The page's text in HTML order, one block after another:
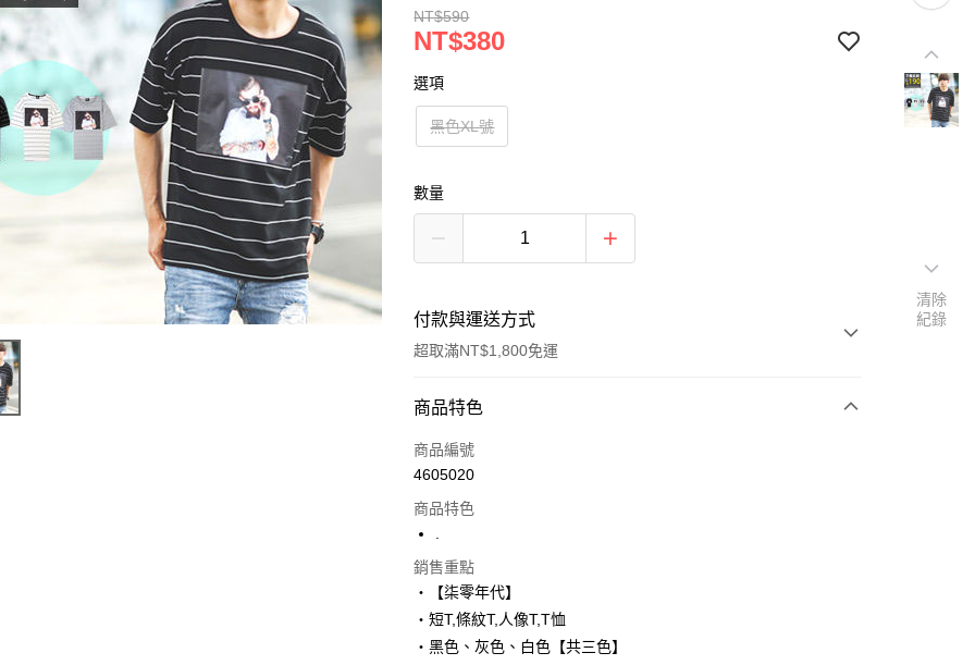
NT$590
NT$380
選項
黑色XL號
數量
付款與運送方式
超取滿NT$1,800免運
付款方式
信用卡一次付款
Apple Pay
悠遊付
商品特色
商品編號
4605020
商品特色
銷售重點
‧【柒零年代】
‧短T,條紋T,人像T,T恤
‧黑色、灰色、白色【共三色】
清除
紀錄